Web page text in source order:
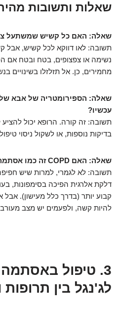
שאלות ותשובות
שאלה: האם כל קשיש שמשתעל
תשובה: לאו דווקא לכל קשיש, אבל
נשימה או צפצופים, בטח ובטח אם
מחמירים, כן. אל תזלזלו בשינויים
שאלה: הספירומטריה של אבא
עכשיו?
תשובה: זה קורה. הרופא יכול
בדיקות נוספות, או לשקול ניסוי
שאלה: האם COPD זה כמו אסתמה?
תשובה: לא לגמרי, למרות שיש
קבוע יותר (בדרך כלל מעישון).
להיות קשה, ולפעמים יש מצב
3. טיפול
לג'נגל בין